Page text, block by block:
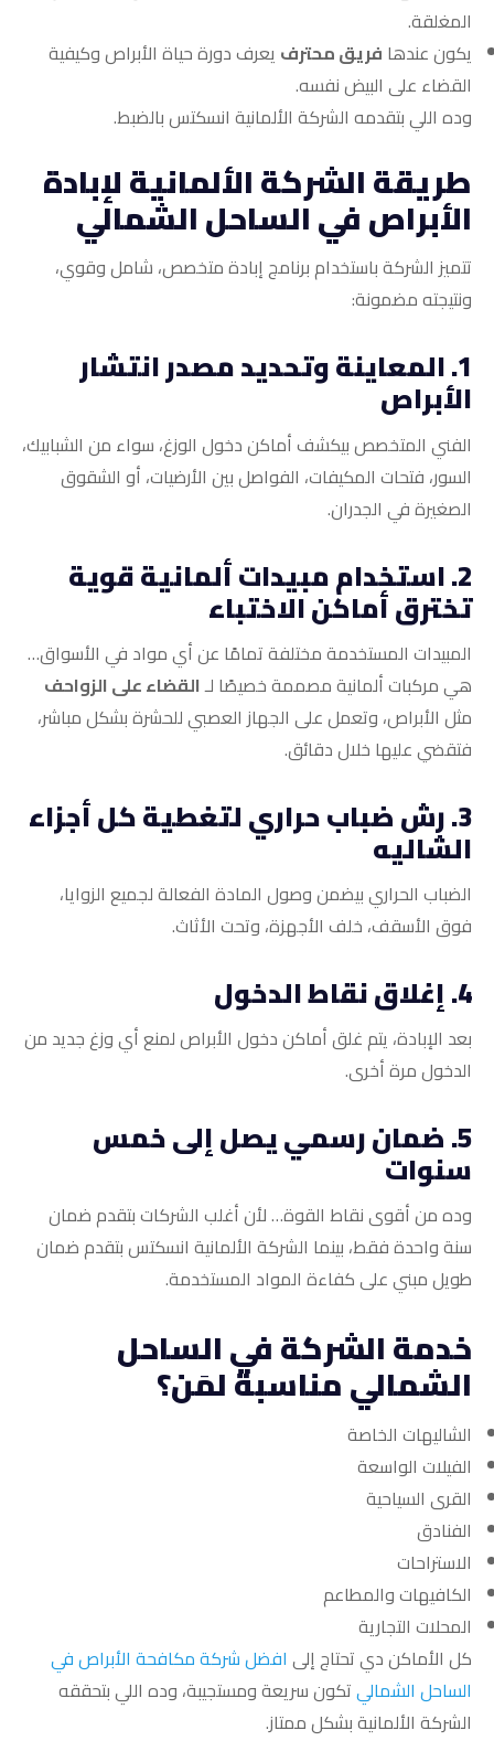
المغلقة.
يكون عندها فريق محترف يعرف دورة حياة الأبراص وكيفية
القضاء على البيض نفسه.
وده اللي بتقدمه الشركة الألمانية انسكتس بالضبط.
طريقة الشركة الألمانية لإبادة
الأبراص في الساحل الشمالي
تتميز الشركة باستخدام برنامج إبادة متخصص، شامل وقوي،
ونتيجته مضمونة:
1. المعاينة وتحديد مصدر انتشار
الأبراص
الفني المتخصص بيكشف أماكن دخول الوزغ، سواء من الشبابيك،
السور، فتحات المكيفات، الفواصل بين الأرضيات، أو الشقوق
الصغيرة في الجدران.
2. استخدام مبيدات ألمانية قوية
تخترق أماكن الاختباء
المبيدات المستخدمة مختلفة تمامًا عن أي مواد في الأسواق…
هي مركبات ألمانية مصممة خصيصًا لـالقضاء على الزواحف
مثل الأبراص، وتعمل على الجهاز العصبي للحشرة بشكل مباشر،
فتقضي عليها خلال دقائق.
3. رش ضباب حراري لتغطية كل أجزاء
الشاليه
الضباب الحراري بيضمن وصول المادة الفعالة لجميع الزوايا،
فوق الأسقف، خلف الأجهزة، وتحت الأثاث.
4. إغلاق نقاط الدخول
بعد الإبادة، يتم غلق أماكن دخول الأبراص لمنع أي وزغ جديد من
الدخول مرة أخرى.
5. ضمان رسمي يصل إلى خمس
سنوات
وده من أقوى نقاط القوة… لأن أغلب الشركات بتقدم ضمان
سنة واحدة فقط، بينما الشركة الألمانية انسكتس بتقدم ضمان
طويل مبني على كفاءة المواد المستخدمة.
خدمة الشركة في الساحل
الشمالي مناسبة لمَن؟
الشاليهات الخاصة
الفيلات الواسعة
القرى السياحية
الفنادق
الاستراحات
الكافيهات والمطاعم
المحلات التجارية
كل الأماكن دي تحتاج إلى افضل شركة مكافحة الأبراص في
الساحل الشماليتكون سريعة ومستجيبة، وده اللي بتحققه
الشركة الألمانية بشكل ممتاز.